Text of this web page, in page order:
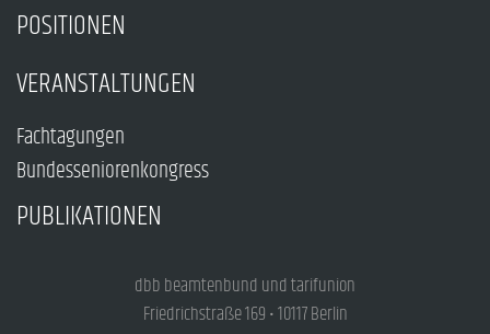
POSITIONEN
VERANSTALTUNGEN
Fachtagungen
Bundesseniorenkongress
PUBLIKATIONEN
dbb beamtenbund und tarifunion
Friedrichstraße 169 • 10117 Berlin